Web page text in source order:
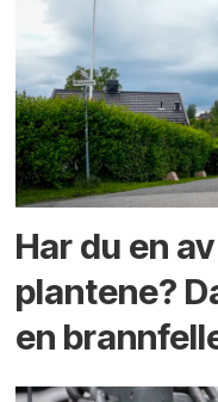
Har du en
plantene?
en